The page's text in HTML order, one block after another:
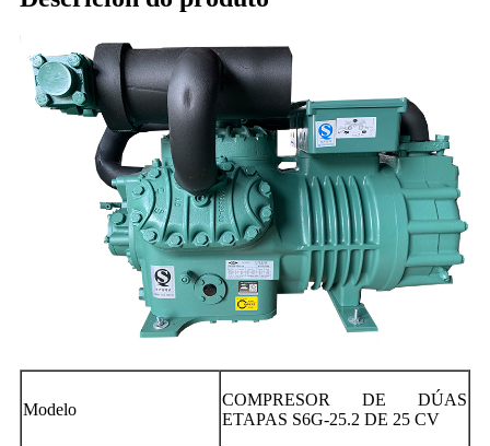
Modelo
COMPRESOR DE DÚAS
ETAPAS S6G-25.2 DE 25 CV